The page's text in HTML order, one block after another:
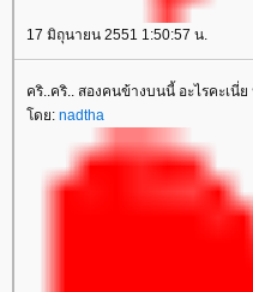
17 มิถุนายน 2551 1:50:57 น.
คริ..คริ.. สองคนข้างบนนี้ อะไรคะเนี่ย
ดย: nadtha